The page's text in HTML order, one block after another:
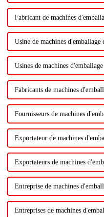
Fabricant de machines
Usine de machines d'emballage
Usines de machines
Fabricants de machines
Fournisseurs de machines
Exportateur de machines
Exportateurs de machines
Entreprise de machines
Entreprises de machines